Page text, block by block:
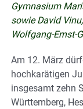
Gymnasium
sowie David
Wolfgang-Ernst-
Am 12. März
hochkarätigen
insgesamt zehn
Württemberg,